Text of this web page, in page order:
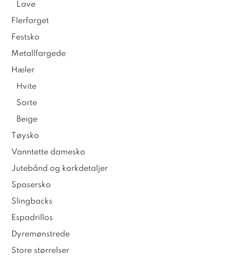
Lave
Flerfarget
Festsko
Metallfargede
Hæler
Hvite
Sorte
Beige
Tøysko
Vanntette damesko
Jutebånd og korkdetaljer
Spasersko
Slingbacks
Espadrillos
Dyremønstrede
Store størrelser